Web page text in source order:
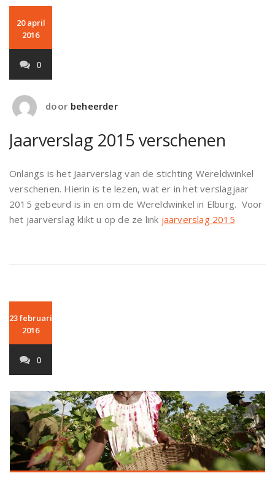
20 april
2016
0
door beheerder
Jaarverslag 2015 verschenen
Onlangs is het Jaarverslag van de stichting Wereldwinkel
verschenen. Hierin is te lezen, wat er in het verslagjaar
2015 gebeurd is in en om de Wereldwinkel in Elburg. Voor
het jaarverslag klikt u op de ze link jaarverslag 2015
23 februari
2016
0